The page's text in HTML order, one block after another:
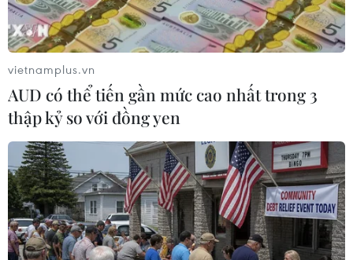
Ngày 26/4, một phó tỉnh trưởng và 3 người khác thiệt
mạng trong vụ tấn công của Taliban, chỉ vài ngày sau
Afghanistan.
vietnamplus.vn
AUD có thể tiến gần mức cao nhất trong 3
thập kỷ so với đồng yen